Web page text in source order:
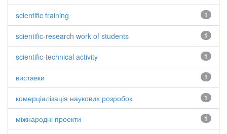
1
scientific training
1
scientific-research work of students
1
scientific-technical activity
1
виставки
1
комерціалізація наукових розробок
1
міжнародні проекти